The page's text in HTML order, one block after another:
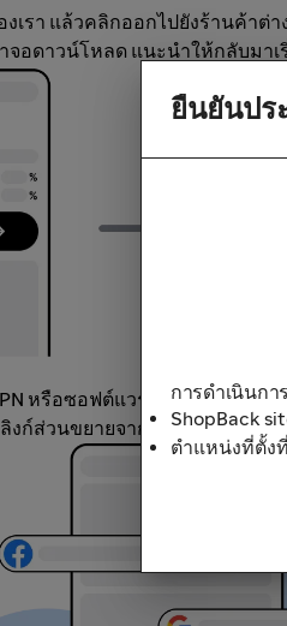
เรา แล้วคลิกออกไปยังร้านค้า
อดาวน์โหลด แนะนำให้กลับมาเ
หรือซอฟต์แวร์บล็อกโฆษณา เ
ลิงก์ส่วนขยายจากแพลตฟอร์มสิท
ยืนยันปร
การดำเนินกา
ShopBack
ตำแหน่งที่ตั้ง